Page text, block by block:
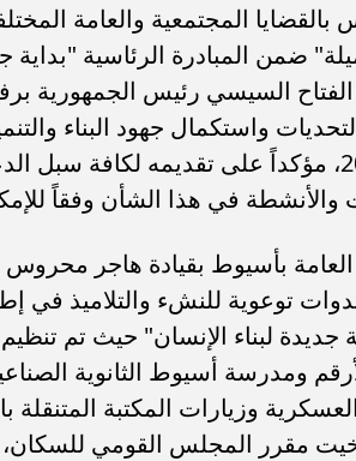
المجتمعية والعامة
ضمن المبادرة الرئاسية "بداية
الفتاح السيسي رئيس الجمهورية
واستكمال جهود البناء
المستدامة وفقاً لإستراتيجية مصر 2030، مؤكداً على تقديمه
والأنشطة في هذا الشأن وفقاً
بأسيوط بقيادة هاجر
توعوية للنشء والتلاميذ في
جديدة لبناء الإنسان" حيث تم
ومدرسة أسيوط الثانوية
وزيارات المكتبة المتنقلة
مقرر المجلس القومي
اليوم.. صلاة الظهر في
بمدينة نصر
8
ضغط